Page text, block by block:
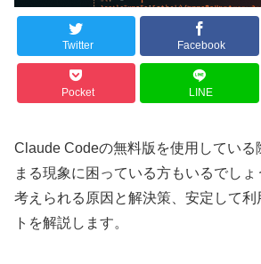
Twitter Facebook
Pocket LINE
Claude Codeの無料版を使用している
まる現象に困っている方もいるでしょ
考えられる原因と解決策、安定して
トを解説します。